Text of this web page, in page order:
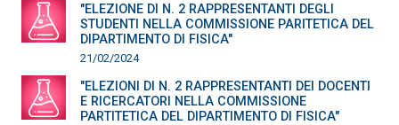
"ELEZIONE DI N. 2 RAPPRESENTANTI DEGLI
STUDENTI NELLA COMMISSIONE PARITETICA DEL
DIPARTIMENTO DI FISICA"
21/02/2024
"ELEZIONI DI N. 2 RAPPRESENTANTI DEI DOCENTI
E RICERCATORI NELLA COMMISSIONE
PARTITETICA DEL DIPARTIMENTO DI FISICA"